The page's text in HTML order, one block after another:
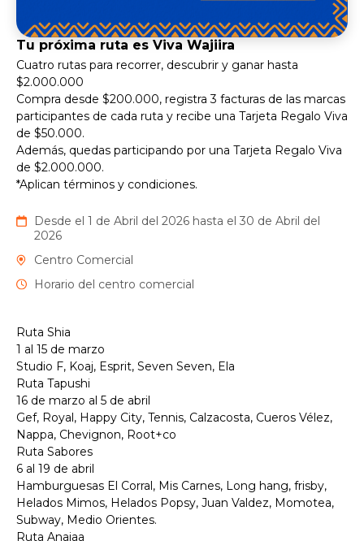
Tu próxima ruta es Viva Wajiira
Cuatro rutas para recorrer, descubrir y ganar hasta
$2.000.000
Compra desde $200.000, registra 3 facturas de las marcas
participantes de cada ruta y recibe una Tarjeta Regalo Viva
de $50.000.
Además, quedas participando por una Tarjeta Regalo Viva
de $2.000.000.
*Aplican términos y condiciones.
Desde el 1 de Abril del 2026 hasta el 30 de Abril del
2026
Centro Comercial
Horario del centro comercial
Ruta Shia
1 al 15 de marzo
Studio F, Koaj, Esprit, Seven Seven, Ela
Ruta Tapushi
16 de marzo al 5 de abril
Gef, Royal, Happy City, Tennis, Calzacosta, Cueros Vélez,
Nappa, Chevignon, Root+co
Ruta Sabores
6 al 19 de abril
Hamburguesas El Corral, Mis Carnes, Long hang, frisby,
Helados Mimos, Helados Popsy, Juan Valdez, Momotea,
Subway, Medio Orientes.
Ruta Anajaa